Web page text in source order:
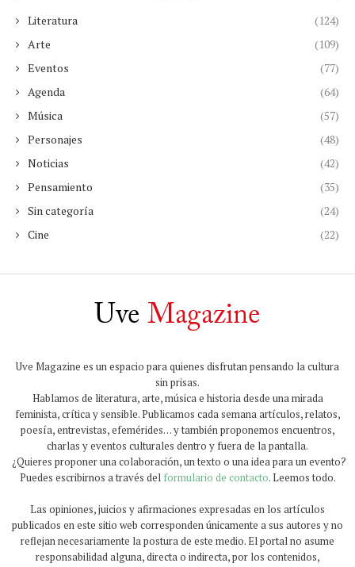
Literatura
(124)
Arte
(109)
Eventos
(77)
Agenda
(64)
Música
(57)
Personajes
(48)
Noticias
(42)
Pensamiento
(35)
Sin categoría
(24)
Cine
(22)
Uve Magazine es un espacio para quienes disfrutan pensando la cultura
sin prisas.
Hablamos de literatura, arte, música e historia desde una mirada
feminista, crítica y sensible. Publicamos cada semana artículos, relatos,
poesía, entrevistas, efemérides… y también proponemos encuentros,
charlas y eventos culturales dentro y fuera de la pantalla.
¿Quieres proponer una colaboración, un texto o una idea para un evento?
Puedes escribirnos a través del formulario de contacto. Leemos todo.
Las opiniones, juicios y afirmaciones expresadas en los artículos
publicados en este sitio web corresponden únicamente a sus autores y no
reflejan necesariamente la postura de este medio. El portal no asume
responsabilidad alguna, directa o indirecta, por los contenidos,